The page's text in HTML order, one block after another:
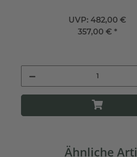
UVP: 482,00 €
357,00 € *
Ähnliche